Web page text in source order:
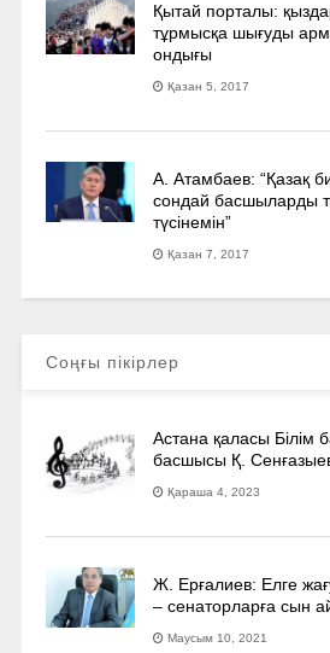
Қытай порталы:
тұрмысқа шығуды
ондығы
Қазан 5, 2017
А. Атамбаев: “Қазақ
сондай басшыларды
түсінемін”
Қазан 7, 2017
Соңғы пікірлер
Астана қаласы Білім
басшысы Қ.
Қараша 4, 2023
Ж. Ерғалиев: Елге
– сенаторларға сын
Маусым 10, 2021